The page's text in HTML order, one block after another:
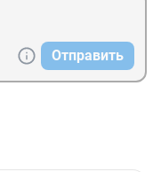
Отправить